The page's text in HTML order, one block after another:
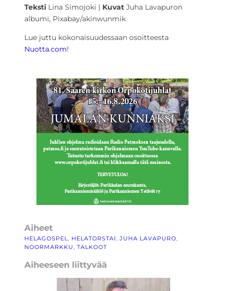
Teksti Lina Simojoki | Kuvat Juha Lavapuron
albumi, Pixabay/akinwunmik
Lue juttu kokonaisuudessaan osoitteesta
Nuotta.com!
Aiheet
HELAGOSPEL, HELATORSTAI, JUHA LAVAPURO
NOORMARKKU, TALKOOT
Aiheeseen liittyvää